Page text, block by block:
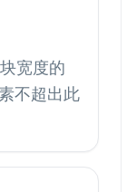
宽度的
不超出此